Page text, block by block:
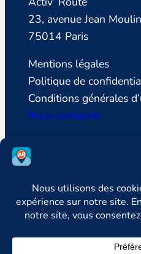
23, avenue Jean Moulin
75014 Paris
Mentions légales
Politique de
Conditions générales
Nous contacter
SUIVEZ LA LIGUE DE
CONDUCTEURS
Facebook